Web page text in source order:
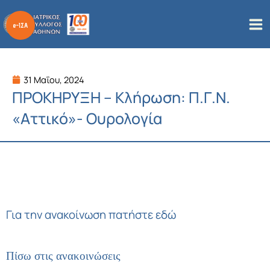
στο
περιεχόμενο
31 Μαΐου, 2024
ΠΡΟΚΗΡΥΞΗ – Κλήρωση: Π.Γ.Ν.
«Αττικό»- Ουρολογία
Για την ανακοίνωσηπατήστε εδώ
Πίσω στις ανακοινώσεις